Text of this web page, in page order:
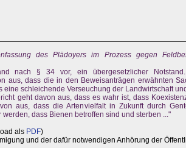
des Plädoyers im Prozess gegen
nach § 34 vor, ein übergesetzlicher
aus, dass die in den Beweisanträgen erwähnten
eine schleichende Verseuchung der Landwirtschaft
geht davon aus, dass es wahr ist, dass
aus, dass die Artenvielfalt in Zukunft durch
werden, dass Bienen betroffen sind und sterben ..."
als PDF)
und der dafür notwendigen Anhörung der